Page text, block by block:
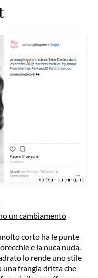
un cambiamento
corto ha le punte
e la nuca nuda.
lo rende uno stile
una frangia dritta che